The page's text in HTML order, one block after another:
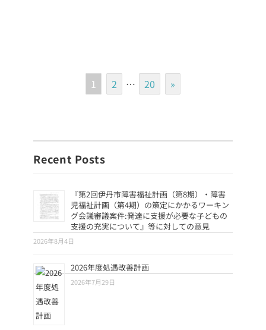
1 2 … 20 »
Recent Posts
『第2回伊丹市障害福祉計画（第8期）・障害
児福祉計画（第4期）の策定にかかるワーキン
グ会議審議案件:発達に支援が必要な子どもの
支援の充実について』等に対しての意見
2026年8月4日
2026年度処遇改善計画
2026年7月29日